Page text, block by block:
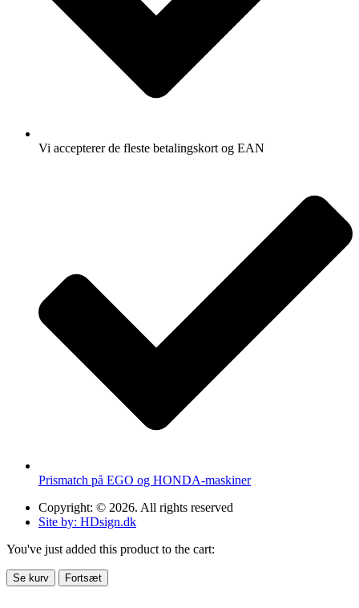
Vi accepterer de fleste betalingskort og EAN
Prismatch på EGO og HONDA-maskiner
Copyright: © 2026. All rights reserved
Site by: HDsign.dk
You've just added this product to the cart:
Se kurv Fortsæt